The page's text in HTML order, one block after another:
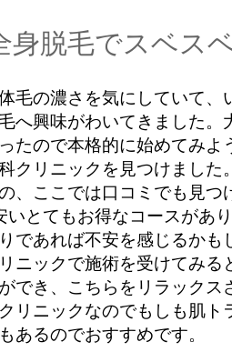
身脱毛でスベス
毛の濃さを気にしていて、
へ興味がわいてきました
たので本格的に始めてみ
クリニックを見つけまし
、ここでは口コミでも見
いとてもお得なコースがあ
であれば不安を感じるかも
ニックで施術を受けてみ
でき、こちらをリラック
リニックなのでもしも肌
あるのでおすすめです。